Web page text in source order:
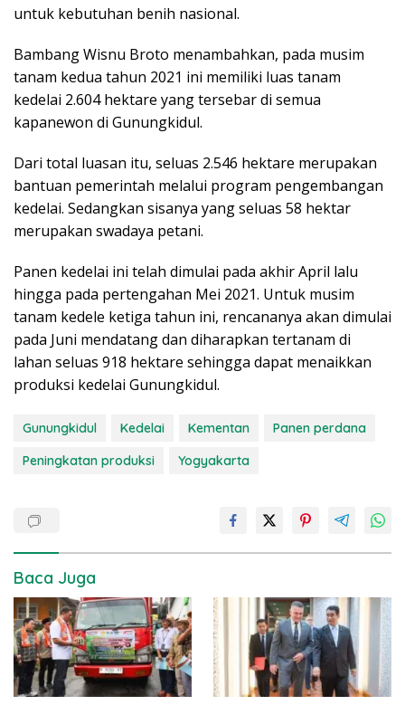
untuk kebutuhan benih nasional.
Bambang Wisnu Broto menambahkan, pada musim
tanam kedua tahun 2021 ini memiliki luas tanam
kedelai 2.604 hektare yang tersebar di semua
kapanewon di Gunungkidul.
Dari total luasan itu, seluas 2.546 hektare merupakan
bantuan pemerintah melalui program pengembangan
kedelai. Sedangkan sisanya yang seluas 58 hektar
merupakan swadaya petani.
Panen kedelai ini telah dimulai pada akhir April lalu
hingga pada pertengahan Mei 2021. Untuk musim
tanam kedele ketiga tahun ini, rencananya akan dimulai
pada Juni mendatang dan diharapkan tertanam di
lahan seluas 918 hektare sehingga dapat menaikkan
produksi kedelai Gunungkidul.
Gunungkidul Kedelai Kementan
Panen perdana
Peningkatan produksi
Yogyakarta
Baca Juga